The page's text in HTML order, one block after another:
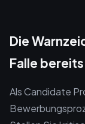
Die
Falle
Als Candidate